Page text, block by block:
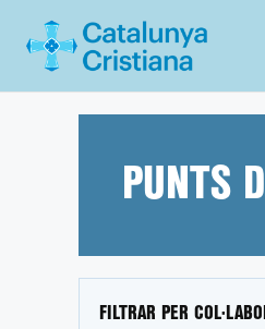
PUNTS
FILTRAR PER